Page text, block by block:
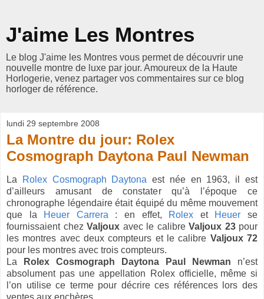
J'aime Les Montres
Le blog J'aime les Montres vous permet de découvrir une
nouvelle montre de luxe par jour. Amoureux de la Haute
Horlogerie, venez partager vos commentaires sur ce blog
horloger de référence.
lundi 29 septembre 2008
La Montre du jour: Rolex
Cosmograph Daytona Paul Newman
La Rolex Cosmograph Daytona est née en 1963, il est
d’ailleurs amusant de constater qu’à l’époque ce
chronographe légendaire était équipé du même mouvement
que la
Heuer Carrera : en effet, Rolex et Heuer se
fournissaient chez Valjoux avec le calibre Valjoux 23pour
les montres avec deux compteurs et le calibre Valjoux 72
pour les montres avec trois compteurs.
La
Rolex Cosmograph Daytona Paul Newman n’est
absolument pas une appellation Rolex officielle, même si
l’on utilise ce terme pour décrire ces références lors des
ventes aux enchères.